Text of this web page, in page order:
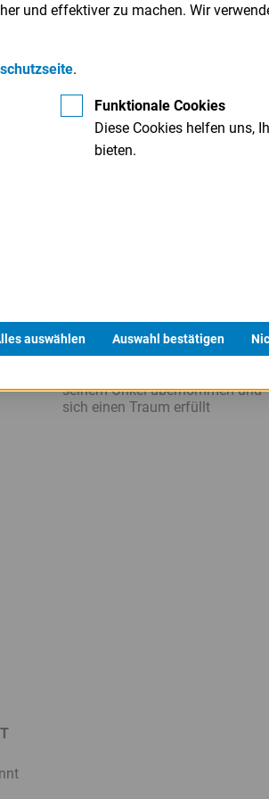
Das Wissen die Bäckermeister
Arno Nußstein Bäckerei seit 90
Jahren. 2016 hat Ulf Fischer die
seinem Onkel übernommen und
sich einen Traum erfüllt
und effektiver zu machen. Wir
.
Funktionale Cookies
Diese Cookies helfen uns,
bieten.
auswählen Auswahl bestätigen